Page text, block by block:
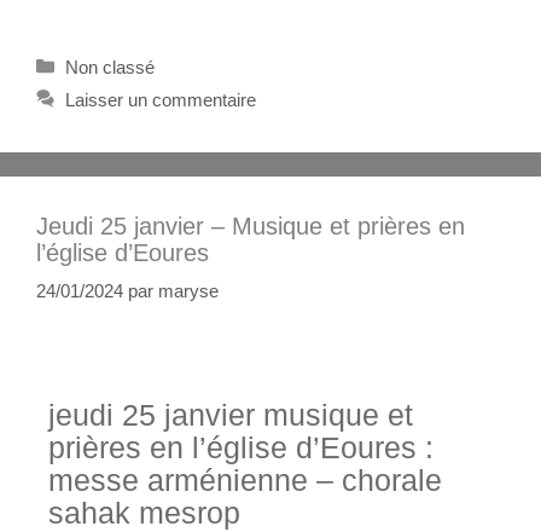
Non classé
Laisser un commentaire
Jeudi 25 janvier – Musique et prières en
l’église d’Eoures
24/01/2024 par maryse
jeudi 25 janvier musique et
prières en l’église d’Eoures :
messe arménienne – chorale
sahak mesrop